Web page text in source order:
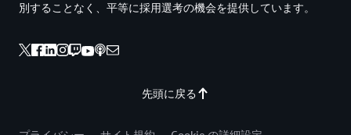
先頭に戻る
別することなく、平等に採用選考の機会を提供しています。